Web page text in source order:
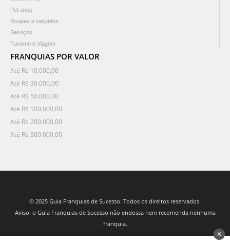
Pet shop
Roupas e calçados
Serviços
Turismo e Viagem
FRANQUIAS POR VALOR
Até R$ 10.000,00
Até R$ 30.000,00
Até R$ 50.000,00
Até R$ 100.000,00
Até R$ 200.000,00
Até R$ 300.000,00
© 2025 Guia Franquias de Sucesso. Todos os direitos reservados.
Aviso: o Guia Franquias de Sucesso não endossa nem recomenda nenhuma
franquia.
✕